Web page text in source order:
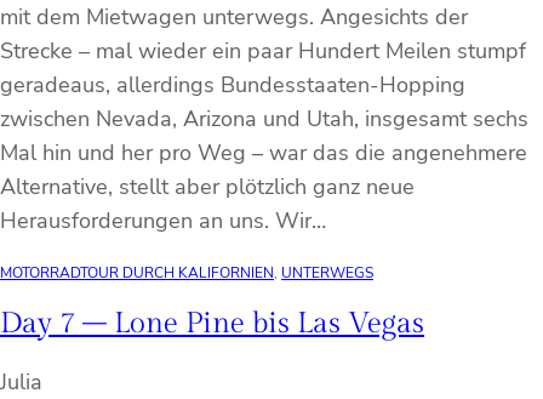
mit dem Mietwagen unterwegs. Angesichts der
Strecke – mal wieder ein paar Hundert Meilen stumpf
geradeaus, allerdings Bundesstaaten-Hopping
zwischen Nevada, Arizona und Utah, insgesamt sechs
Mal hin und her pro Weg – war das die angenehmere
Alternative, stellt aber plötzlich ganz neue
Herausforderungen an uns. Wir…
MOTORRADTOUR DURCH KALIFORNIEN, UNTERWEGS
Day 7 – Lone Pine bis Las Vegas
Julia